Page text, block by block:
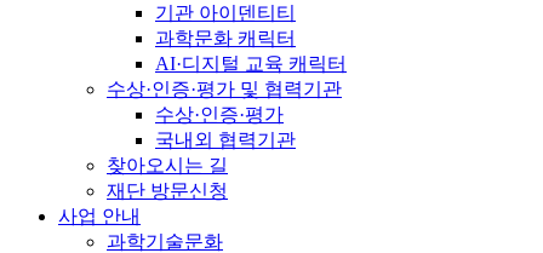
기관 아이덴티티
과학문화 캐릭터
AI·디지털 교육 캐릭터
수상·인증·평가 및 협력기관
수상·인증·평가
국내외 협력기관
찾아오시는 길
재단 방문신청
사업 안내
과학기술문화